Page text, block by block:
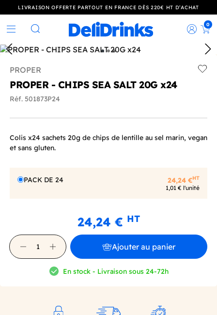
LIVRAISON OFFERTE PARTOUT EN FRANCE DÈS 220€ HT D’ACHAT
Rechercher
0
PROPER
PROPER - CHIPS SEA SALT 20G x24
Réf. 501873P24
Colis x24 sachets 20g de chips de lentille au sel marin, vegan
et sans gluten.
PACK DE 24 24,24 €HT
1,01 € l'unité
24,24 € HT
Ajouter au panier
En stock - Livraison sous 24-72h